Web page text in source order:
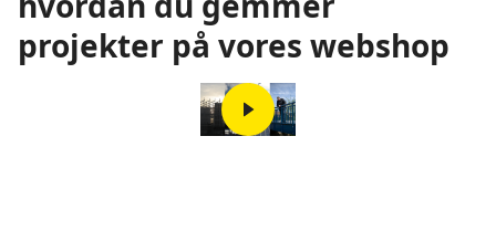
projekter på vores webshop